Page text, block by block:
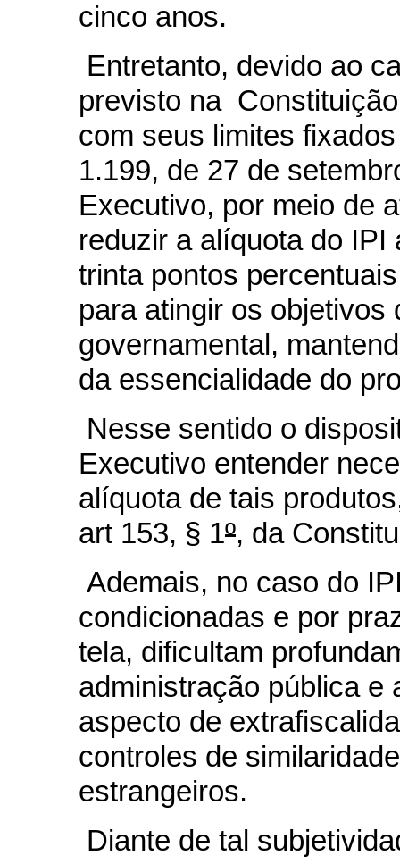
cinco anos.
Entretanto, devido ao
previsto na
com seus limites
1.199, de 27 de
Executivo, por meio de
reduzir a alíquota do IPI
trinta pontos
para atingir os
governamental,
da essencialidade do
Nesse sentido o
Executivo entender
alíquota de tais
art 153, § 1º, da
Ademais, no caso do
condicionadas e por
tela, dificultam
administração pública e
aspecto de
controles de
estrangeiros.
Diante de tal